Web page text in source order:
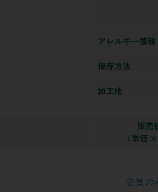
アレルギー情報
保存方法
加工地
販売
（単価
会員の